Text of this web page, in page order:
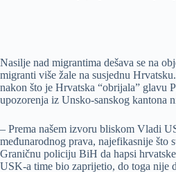
Nasilje nad migrantima dešava se na
migranti više žale na susjednu
nakon što je Hrvatska “obrijala” glavu
upozorenja iz Unsko-sanskog kantona
– Prema našem izvoru bliskom Vladi
međunarodnog prava, najefikasnije što
Graničnu policiju BiH da hapsi
USK-a time bio zaprijetio, do toga nije